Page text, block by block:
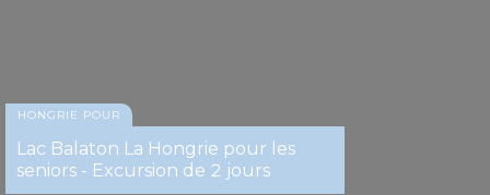
HONGRIE POUR
Lac Balaton La Hongrie pour les
seniors - Excursion de 2 jours